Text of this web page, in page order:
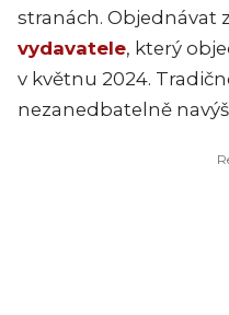
stranách. Objednávat
vydavatele, který
v květnu 2024.
nezanedbatelně